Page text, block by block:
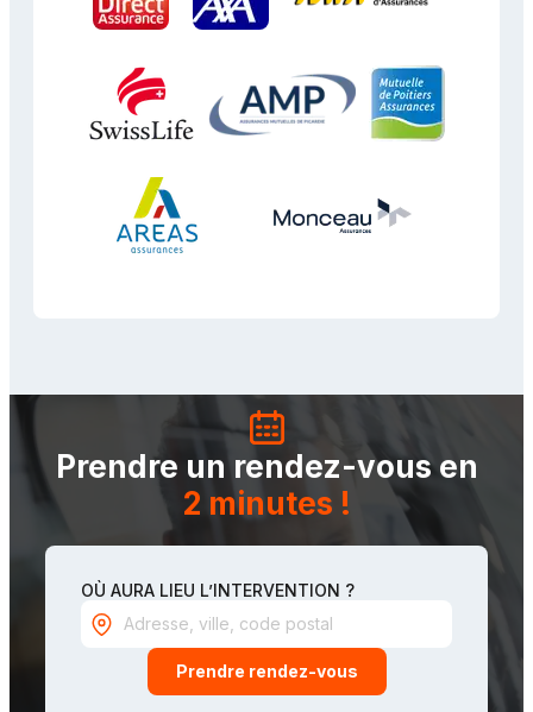
Prendre un rendez-vous en
2 minutes !
OÙ AURA LIEU L’INTERVENTION ?
Prendre rendez-vous